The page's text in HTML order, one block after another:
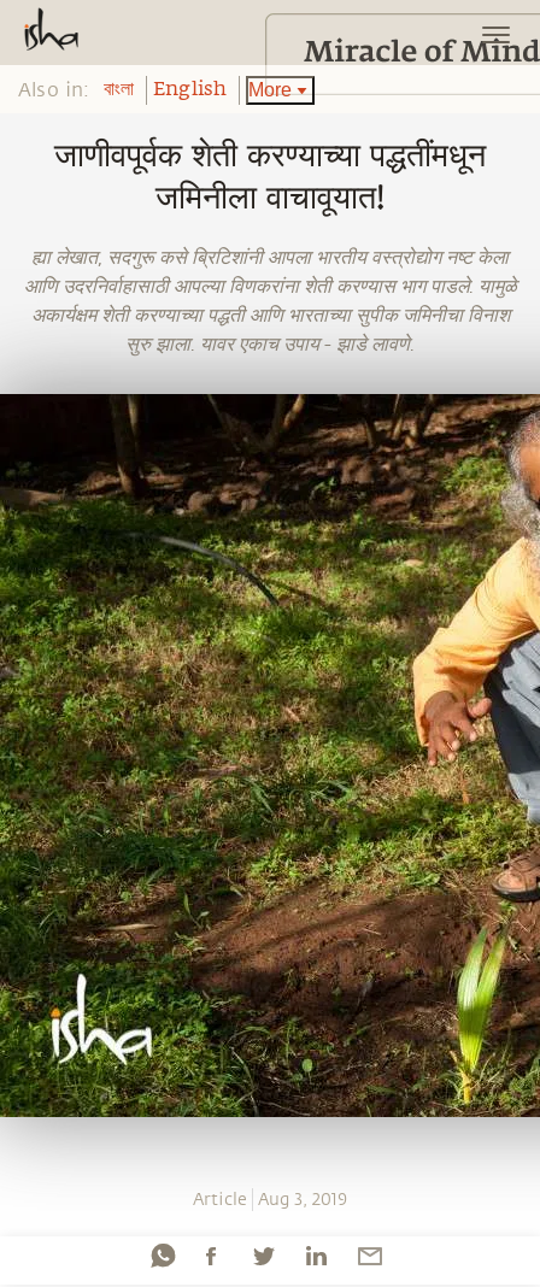
Also in: বাংলা English More
जाणीवपूर्वक शेती करण्याच्या पद्धतींमधून
जमिनीला वाचावूयात!
ह्या लेखात, सदगुरू कसे ब्रिटिशांनी आपला भारतीय वस्त्रोद्योग नष्ट केला
आणि उदरनिर्वाहासाठी आपल्या विणकरांना शेती करण्यास भाग पाडले. यामुळे
अकार्यक्षम शेती करण्याच्या पद्धती आणि भारताच्या सुपीक जमिनीचा विनाश
सुरु झाला. यावर एकाच उपाय - झाडे लावणे.
Article Aug 3, 2019